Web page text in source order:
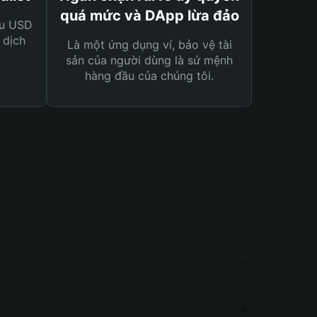
USD
quá mức và DApp lừa đảo
Là một ứng dụng ví, bảo vệ tài
sản của người dùng là sứ mệnh
hàng đầu của chúng tôi.